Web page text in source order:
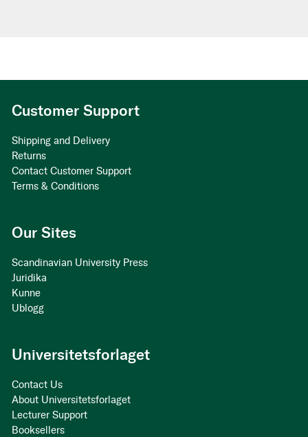
Customer Support
Shipping and Delivery
Returns
Contact Customer Support
Terms & Conditions
Our Sites
Scandinavian University Press
Juridika
Kunne
Ublogg
Universitetsforlaget
Contact Us
About Universitetsforlaget
Lecturer Support
Booksellers